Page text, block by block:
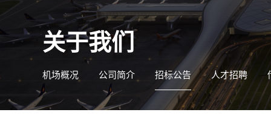
关于我们
机场概况 公司简介 招标公告 人才招聘